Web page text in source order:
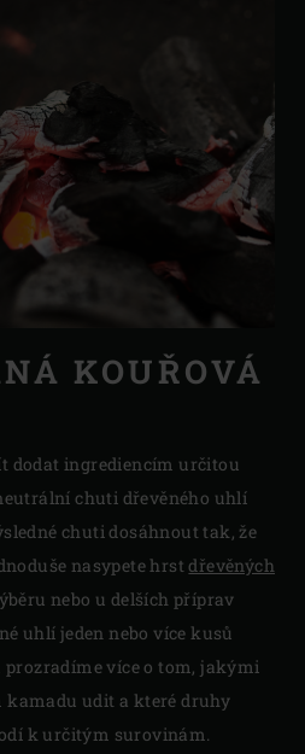
KOUŘOVÁ
dodat ingrediencím určitou
chuti dřevěného uhlí
chuti dosáhnout tak, že
nasypete hrstdřevěných
nebo u delších příprav
uhlí jeden nebo více kusů
prozradíme více o tom, jakými
kamadu udit a které druhy
k určitým surovinám.